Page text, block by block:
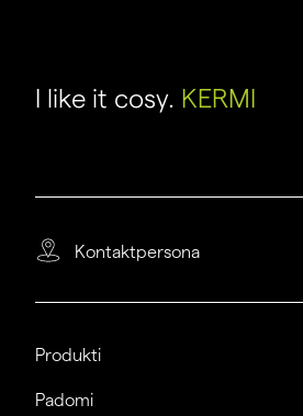
I like it cosy. KERMI
Kontaktpersona
Produkti
Padomi